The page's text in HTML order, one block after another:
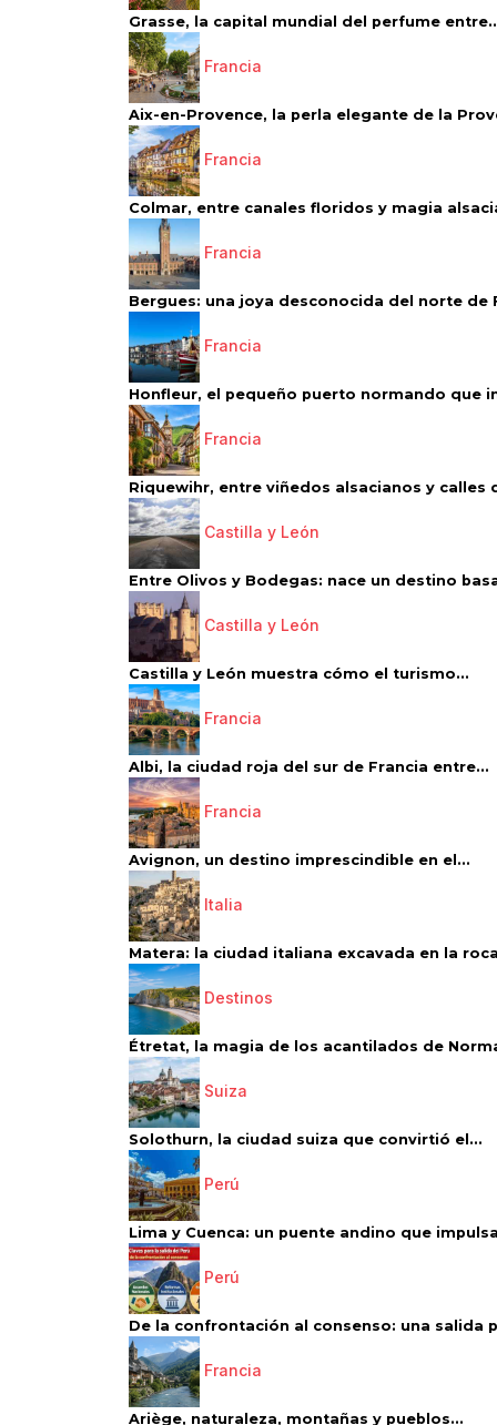
Grasse, la capital mundial del perfume
Francia
Aix-en-Provence, la perla elegante de la
Francia
Colmar, entre canales floridos y magia
Francia
Bergues: una joya desconocida del norte de
Francia
Honfleur, el pequeño puerto normando que
Francia
Riquewihr, entre viñedos alsacianos y calles
Castilla y León
Entre Olivos y Bodegas: nace un destino
Castilla y León
Castilla y León muestra cómo el turismo...
Francia
Albi, la ciudad roja del sur de Francia entre...
Francia
Avignon, un destino imprescindible en el...
Italia
Matera: la ciudad italiana excavada en la
Destinos
Étretat, la magia de los acantilados de
Suiza
Solothurn, la ciudad suiza que convirtió el...
Perú
Lima y Cuenca: un puente andino que
Perú
De la confrontación al consenso: una salida
Francia
Ariège, naturaleza, montañas y pueblos...